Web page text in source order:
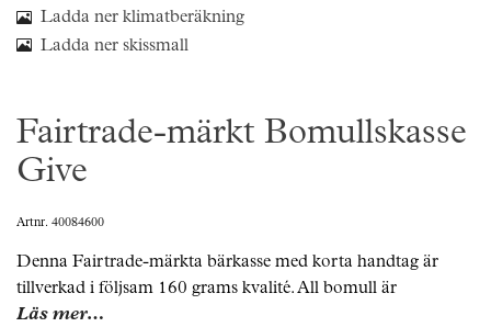
Ladda ner klimatberäkning
Ladda ner skissmall
Fairtrade-märkt Bomullskasse
Give
Artnr. 40084600
Denna Fairtrade-märkta bärkasse med korta handtag är
tillverkad i följsam 160 grams kvalité. All bomull är
Läs mer…